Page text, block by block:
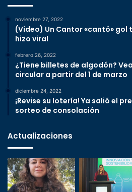
noviembre 27, 2022
(Video) Un Cantor «cantó» gol
hizo viral
febrero 26, 2022
¿Tiene billetes de algodón?
circular a partir del 1 de marzo
diciembre 24, 2022
¡Revise su lotería! Ya salió el
sorteo de consolación
Actualizaciones